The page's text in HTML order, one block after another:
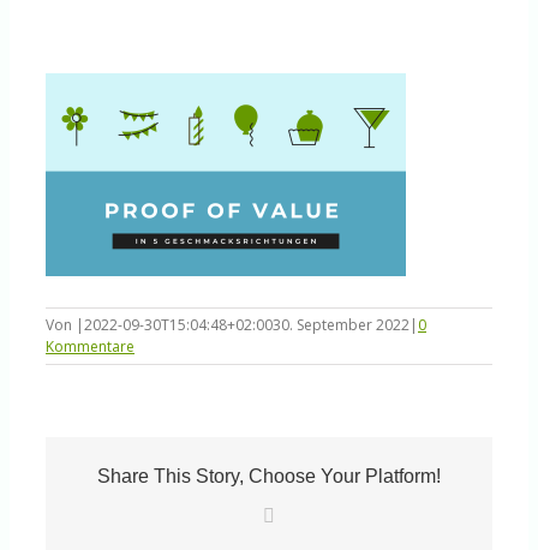
Community
Von |2022-09-30T15:04:48+02:0030. September 2022| 0
Kommentare
Share This Story, Choose Your Platform!